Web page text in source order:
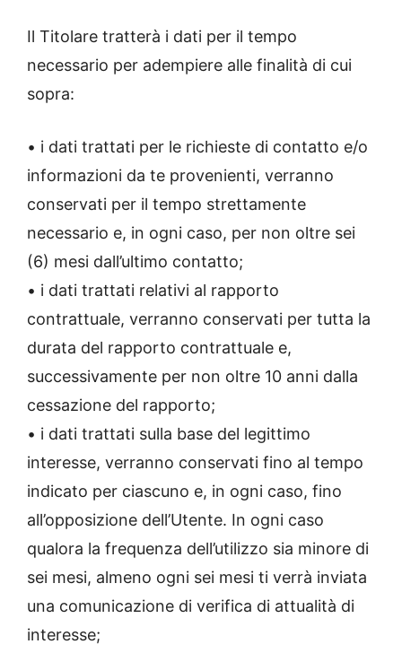
Il Titolare tratterà i dati per il tempo
necessario per adempiere alle finalità di cui
sopra:
• i dati trattati per le richieste di contatto e/o
informazioni da te provenienti, verranno
conservati per il tempo strettamente
necessario e, in ogni caso, per non oltre sei
(6) mesi dall’ultimo contatto;
• i dati trattati relativi al rapporto
contrattuale, verranno conservati per tutta la
durata del rapporto contrattuale e,
successivamente per non oltre 10 anni dalla
cessazione del rapporto;
• i dati trattati sulla base del legittimo
interesse, verranno conservati fino al tempo
indicato per ciascuno e, in ogni caso, fino
all’opposizione dell’Utente. In ogni caso
qualora la frequenza dell’utilizzo sia minore di
sei mesi, almeno ogni sei mesi ti verrà inviata
una comunicazione di verifica di attualità di
interesse;